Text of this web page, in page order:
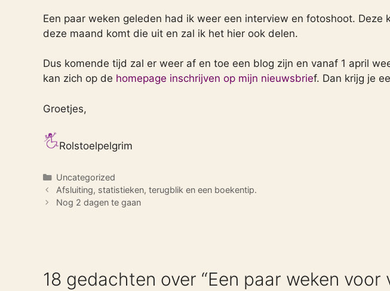
Een paar weken geleden had ik weer een interview en fotoshoot. Deze
deze maand komt die uit en zal ik het hier ook delen.
Dus komende tijd zal er weer af en toe een blog zijn en vanaf 1 april
kan zich op de homepage inschrijven op mijn nieuwsbrief. Dan krijg je
Groetjes,
Rolstoelpelgrim
Categorieën
Uncategorized
Afsluiting, statistieken, terugblik en een boekentip.
Nog 2 dagen te gaan
18 gedachten over “Een paar weken voor